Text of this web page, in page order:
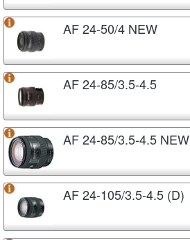
AF 24-50/4 NEW
AF 24-85/3.5-4.5
AF 24-85/3.5-4.5 NEW
AF 24-105/3.5-4.5 (D)